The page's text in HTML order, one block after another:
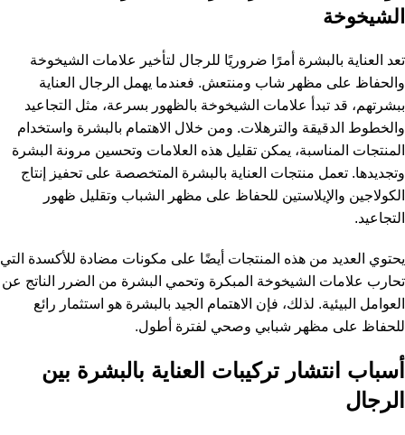
الشيخوخة
تعد العناية بالبشرة أمرًا ضروريًا للرجال لتأخير علامات الشيخوخة
والحفاظ على مظهر شاب ومنتعش. فعندما يهمل الرجال العناية
ببشرتهم، قد تبدأ علامات الشيخوخة بالظهور بسرعة، مثل التجاعيد
والخطوط الدقيقة والترهلات. ومن خلال الاهتمام بالبشرة واستخدام
المنتجات المناسبة، يمكن تقليل هذه العلامات وتحسين مرونة البشرة
وتجديدها. تعمل منتجات العناية بالبشرة المتخصصة على تحفيز إنتاج
الكولاجين والإيلاستين للحفاظ على مظهر الشباب وتقليل ظهور
التجاعيد.
يحتوي العديد من هذه المنتجات أيضًا على مكونات مضادة للأكسدة التي
تحارب علامات الشيخوخة المبكرة وتحمي البشرة من الضرر الناتج عن
العوامل البيئية. لذلك، فإن الاهتمام الجيد بالبشرة هو استثمار رائع
للحفاظ على مظهر شبابي وصحي لفترة أطول.
أسباب انتشار تركيبات العناية بالبشرة بين
الرجال